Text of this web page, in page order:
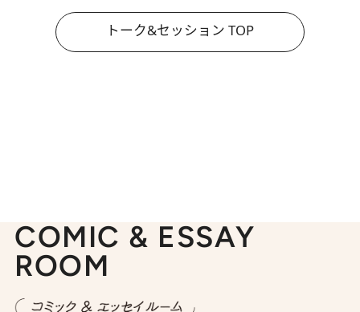
トーク&セッション TOP
COMIC & ESSAY
ROOM